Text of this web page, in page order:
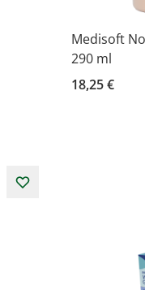
Medisoft
290 ml
18,25 €